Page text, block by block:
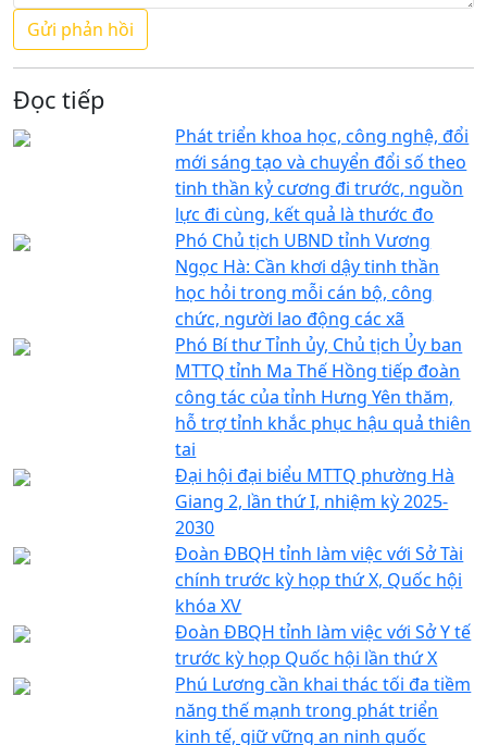
Đọc tiếp
Phát triển khoa học, công nghệ, đổi
mới sáng tạo và chuyển đổi số theo
tinh thần kỷ cương đi trước, nguồn
lực đi cùng, kết quả là thước đo
Phó Chủ tịch UBND tỉnh Vương
Ngọc Hà: Cần khơi dậy tinh thần
học hỏi trong mỗi cán bộ, công
chức, người lao động các xã
Phó Bí thư Tỉnh ủy, Chủ tịch Ủy ban
MTTQ tỉnh Ma Thế Hồng tiếp đoàn
công tác của tỉnh Hưng Yên thăm,
hỗ trợ tỉnh khắc phục hậu quả thiên
tai
Đại hội đại biểu MTTQ phường Hà
Giang 2, lần thứ I, nhiệm kỳ 2025-
2030
Đoàn ĐBQH tỉnh làm việc với Sở Tài
chính trước kỳ họp thứ X, Quốc hội
khóa XV
Đoàn ĐBQH tỉnh làm việc với Sở Y tế
trước kỳ họp Quốc hội lần thứ X
Phú Lương cần khai thác tối đa tiềm
năng thế mạnh trong phát triển
kinh tế, giữ vững an ninh quốc